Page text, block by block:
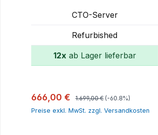
CTO-Server
Refurbished
12x ab Lager lieferbar
Verkaufspreis:
666,00 € Regulärer Preis:
1.699,00 € (-60.8%)
Preise exkl. MwSt. zzgl. Versandkosten
In den Warenkorb